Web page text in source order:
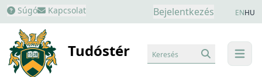
Súgó Kapcsolat Bejelentkezés ENHU
Tudóstér menu
Keresés